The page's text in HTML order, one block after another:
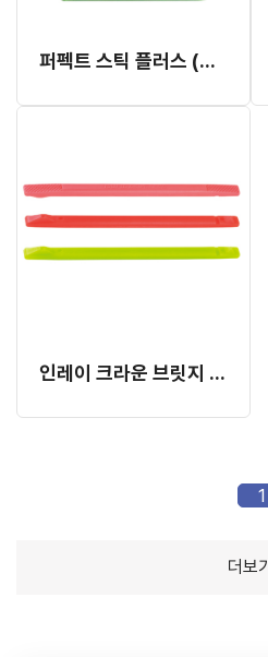
퍼펙트 스틱 플러스 (끈끈이, 64pcs)
인레이 크라운 브릿지 세터 (HL-03222) (색상랜덤발송)
1
더보기